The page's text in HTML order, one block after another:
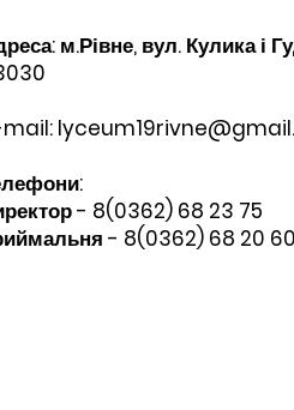
м.Рівне, вул. Кулика і
- 8(0362) 68 23 75
- 8(0362) 68 20 60